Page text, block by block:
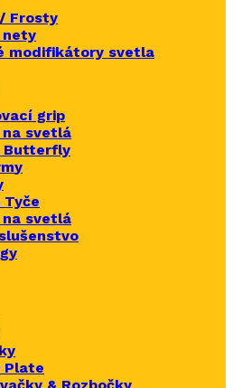
Frosty
nety
modifikátory svetla
grip
svetlá
Butterfly
y
Tyče
na svetlá
Plate